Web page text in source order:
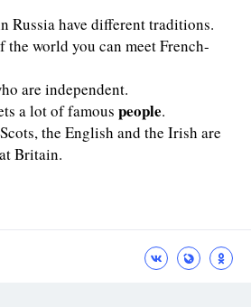
Russia have different traditions.
world you can meet French-
are independent.
a lot of famous people.
the English and the Irish are
Britain.